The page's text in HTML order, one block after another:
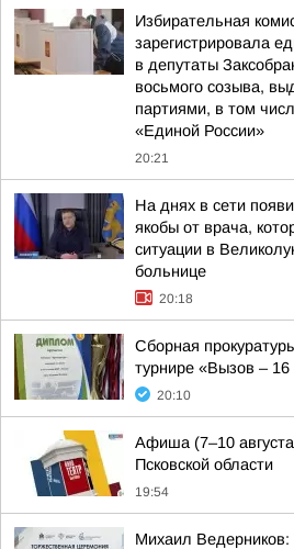
Избирательная
зарегистрировала
в депутаты
восьмого созыва,
партиями, в том
«Единой России»
20:21
На днях в сети
якобы от врача,
ситуации в
больнице
20:18
Сборная
турнире «Вызов – 16
20:10
Афиша (7–10
Псковской области
19:54
Михаил Ведерников: